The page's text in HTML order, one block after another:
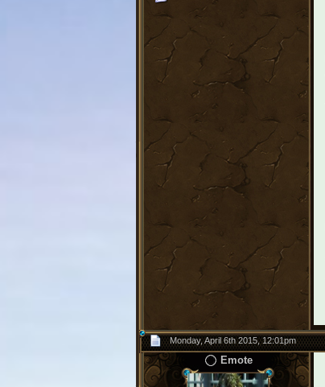
Monday, April 6th 2015, 12:01pm
Emote